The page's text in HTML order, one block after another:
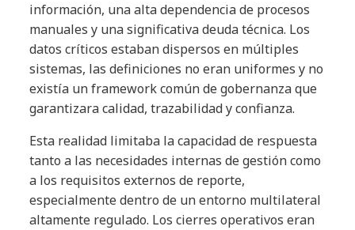
información, una alta dependencia de procesos
manuales y una significativa deuda técnica. Los
datos críticos estaban dispersos en múltiples
sistemas, las definiciones no eran uniformes y no
existía un framework común de gobernanza que
garantizara calidad, trazabilidad y confianza.
Esta realidad limitaba la capacidad de respuesta
tanto a las necesidades internas de gestión como
a los requisitos externos de reporte,
especialmente dentro de un entorno multilateral
altamente regulado. Los cierres operativos eran